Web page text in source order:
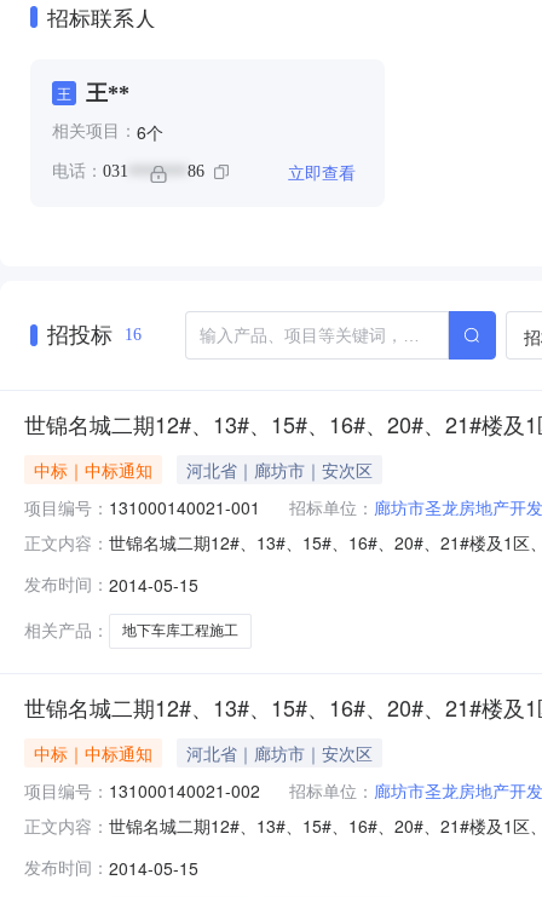
招标联系人
王 王**
相关项目： 6个
电话： 031 ******* 86 立即查看
招投标 16
世锦名城二期12#、13#、15#、16#、20#、21#楼及
中标｜中标通知
河北省｜廊坊市｜安次区
项目编号： 131000140021-001 招标单位： 廊坊市圣龙房地产开
正文内容： 世锦名城二期12#、13#、15#、16#、20#、21#楼及1
设单位廊坊市圣龙房地产开发有限公司招标方式公开招
发布时间： 2014-05-15
相关产品：
地下车库工程施工
世锦名城二期12#、13#、15#、16#、20#、21#楼及
中标｜中标通知
河北省｜廊坊市｜安次区
项目编号： 131000140021-002 招标单位： 廊坊市圣龙房地产开
正文内容： 世锦名城二期12#、13#、15#、16#、20#、21#楼及1
（含桩基）工程监理建设单位廊坊市圣龙房地产开发有
发布时间： 2014-05-15